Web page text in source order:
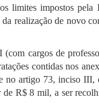
limites impostos pela
realização de novo
cargos de
contidas nos
no artigo 73, inciso III,
de R$ 8 mil, a ser